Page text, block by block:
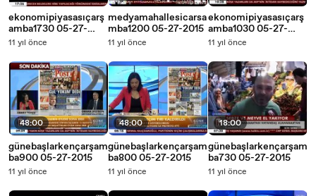
ekonomipiyasasıçarş
amba1730 05-27-
2015
11 yıl önce
48:00
günebaşlarkençarşam
ba900 05-27-2015
11 yıl önce
medyamahallesicarsa
mba1200 05-27-2015
11 yıl önce
48:00
günebaşlarkençarşam
ba800 05-27-2015
11 yıl önce
ekonomipiyasasıçarş
amba1030 05-27-
2015
11 yıl önce
18:00
günebaşlarkençarşam
ba730 05-27-2015
11 yıl önce